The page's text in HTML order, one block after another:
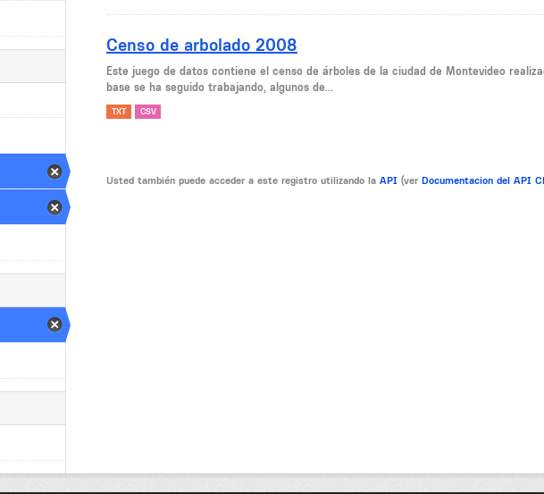
Censo de arbolado 2008
Este juego de datos contiene el censo de árboles de la ciudad de Montevideo
base se ha seguido trabajando, algunos de...
TXT CSV
Usted también puede acceder a este registro utilizando la API (ver Documentacion del API